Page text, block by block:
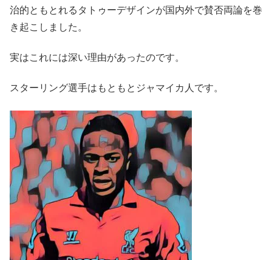
治的ともとれるタトゥーデザインが国内外で賛否両論を巻
き起こしました。
実はこれには深い理由があったのです。
スターリング選手はもともとジャマイカ人です。